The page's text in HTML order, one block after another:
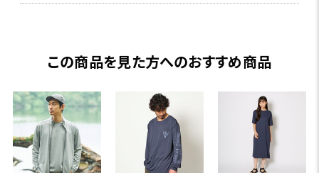
この商品を見た方へのおすすめ商品